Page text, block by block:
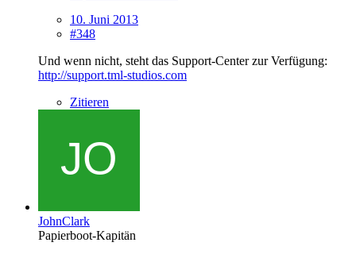
10. Juni 2013
#348
Und wenn nicht, steht das Support-Center zur Verfügung:
http://support.tml-studios.com
Zitieren
JohnClark
Papierboot-Kapitän